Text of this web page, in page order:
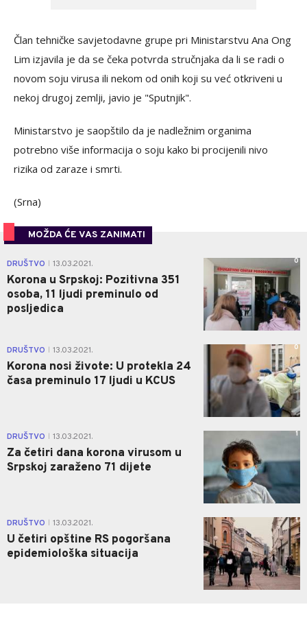
Član tehničke savjetodavne grupe pri Ministarstvu Ana Ong
Lim izjavila je da se čeka potvrda stručnjaka da li se radi o
novom soju virusa ili nekom od onih koji su već otkriveni u
nekoj drugoj zemlji, javio je "Sputnjik".
Ministarstvo je saopštilo da je nadležnim organima
potrebno više informacija o soju kako bi procijenili nivo
rizika od zaraze i smrti.
(Srna)
MOŽDA ĆE VAS ZANIMATI
DRUŠTVO 13.03.2021.
Korona u Srpskoj: Pozitivna 351
osoba, 11 ljudi preminulo od
posljedica
0
DRUŠTVO 13.03.2021.
Korona nosi živote: U protekla 24
časa preminulo 17 ljudi u KCUS
0
DRUŠTVO 13.03.2021.
Za četiri dana korona virusom u
Srpskoj zaraženo 71 dijete
1
DRUŠTVO 13.03.2021.
U četiri opštine RS pogoršana
epidemiološka situacija
1